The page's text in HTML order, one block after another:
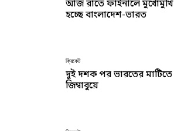
আজ রাতে ফাইনালে মুখোমুখি
হচ্ছে বাংলাদেশ-ভারত
ক্রিকেট
দুই দশক পর ভারতের মাটিতে
জিম্বাবুয়ে